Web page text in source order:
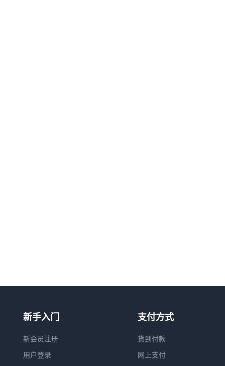
新手入门
新会员注册
用户登录
支付方式
货到付款
网上支付